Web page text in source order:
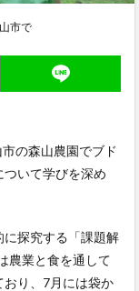
市で
の森山農園でブド
いて学びを深め
探究する「課題解
農業と食を通して
り、7月には袋か